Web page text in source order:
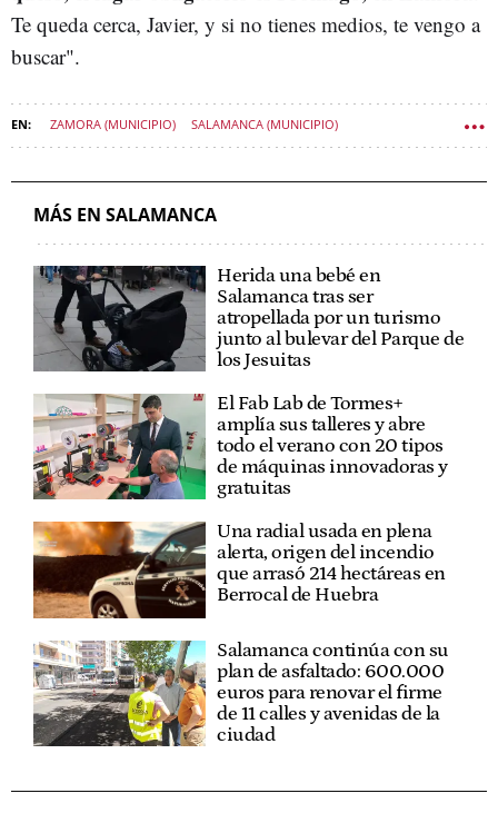
Te queda cerca, Javier, y si no tienes medios, te vengo a
buscar".
ZAMORA (MUNICIPIO) SALAMANCA (MUNICIPIO)
VIVIR CASTILLA Y LEÓN
MÁS EN SALAMANCA
Herida una bebé en
Salamanca tras ser
atropellada por un turismo
junto al bulevar del Parque de
los Jesuitas
El Fab Lab de Tormes+
amplía sus talleres y abre
todo el verano con 20 tipos
de máquinas innovadoras y
gratuitas
Una radial usada en plena
alerta, origen del incendio
que arrasó 214 hectáreas en
Berrocal de Huebra
Salamanca continúa con su
plan de asfaltado: 600.000
euros para renovar el firme
de 11 calles y avenidas de la
ciudad